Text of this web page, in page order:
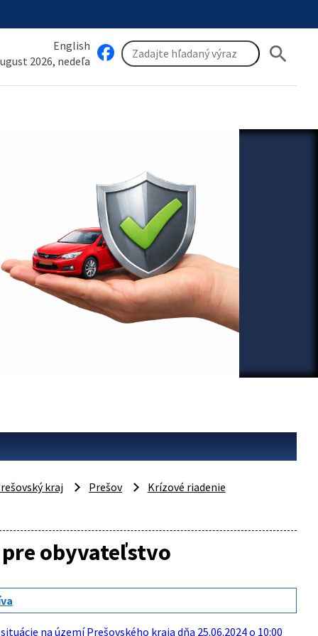
English
2026, nedeľa
search
kraj Prešov Krízové riadenie
obyvateľstvo
na území Prešovského kraja dňa 25.06.2024 o 10:00